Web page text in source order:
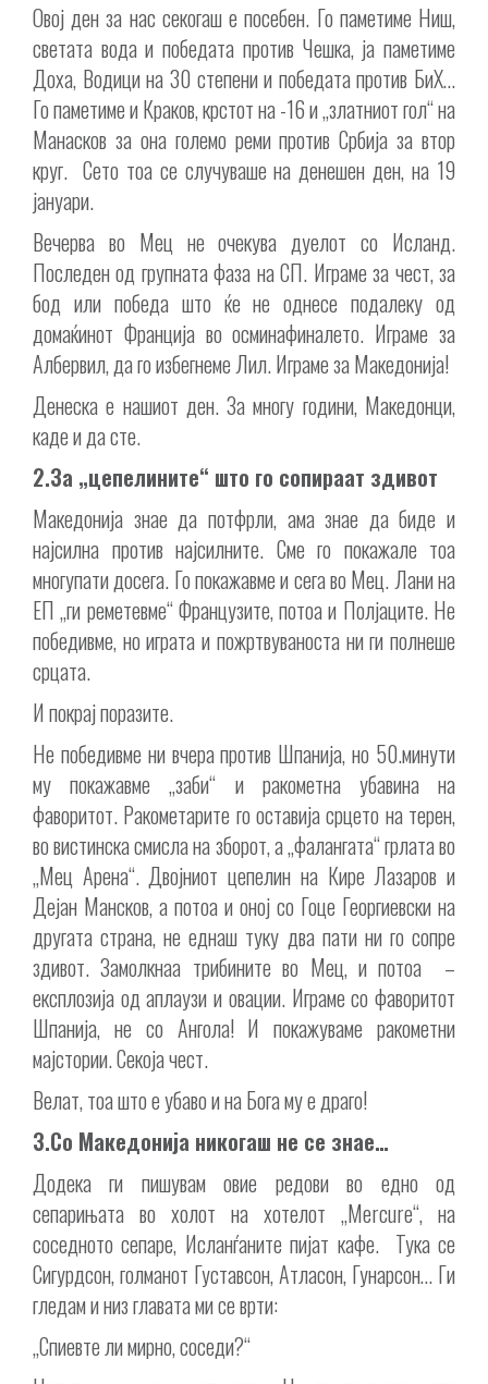
Овој ден за нас секогаш е посебен. Го паметиме Ниш,
светата вода и победата против Чешка, ја паметиме
Доха, Водици на 30 степени и победата против БиХ…
Го паметиме и Краков, крстот на -16 и „златниот гол“ на
Манасков за она големо реми против Србија за втор
круг. Сето тоа се случуваше на денешен ден, на 19
јануари.
Вечерва во Мец не очекува дуелот со Исланд.
Последен од групната фаза на СП. Играме за чест, за
бод или победа што ќе не однесе подалеку од
домаќинот Франција во осминафиналето. Играме за
Албервил, да го избегнеме Лил. Играме за Македонија!
Денеска е нашиот ден. За многу години, Македонци,
каде и да сте.
2.За „цепелините“ што го сопираат здивот
Македонија знае да потфрли, ама знае да биде и
најсилна против најсилните. Сме го покажале тоа
многупати досега. Го покажавме и сега во Мец. Лани на
ЕП „ги реметевме“ Французите, потоа и Полјаците. Не
победивме, но играта и пожртвуваноста ни ги полнеше
срцата.
И покрај поразите.
Не победивме ни вчера против Шпанија, но 50.минути
му покажавме „заби“ и ракометна убавина на
фаворитот. Ракометарите го оставија срцето на терен,
во вистинска смисла на зборот, а „фалангата“ грлата во
„Мец Арена“. Двојниот цепелин на Кире Лазаров и
Дејан Мансков, а потоа и оној со Гоце Георгиевски на
другата страна, не еднаш туку два пати ни го сопре
здивот. Замолкнаа трибините во Мец, и потоа –
експлозија од аплаузи и овации. Играме со фаворитот
Шпанија, не со Ангола! И покажуваме ракометни
мајстории. Секоја чест.
Велат, тоа што е убаво и на Бога му е драго!
3.Со Македонија никогаш не се знае…
Додека ги пишувам овие редови во едно од
сепарињата во холот на хотелот „Mercure“, на
соседното сепаре, Исланѓаните пијат кафе. Тука се
Сигурдсон, голманот Густавсон, Атласон, Гунарсон… Ги
гледам и низ главата ми се врти:
„Спиевте ли мирно, соседи?“